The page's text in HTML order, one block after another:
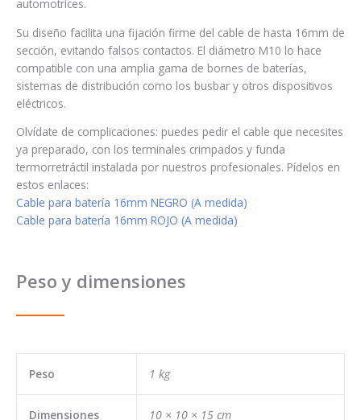
automotrices.
Su diseño facilita una fijación firme del cable de hasta 16mm de
sección, evitando falsos contactos. El diámetro M10 lo hace
compatible con una amplia gama de bornes de baterías,
sistemas de distribución como los busbar y otros dispositivos
eléctricos.
Olvídate de complicaciones: puedes pedir el cable que necesites
ya preparado, con los terminales crimpados y funda
termorretráctil instalada por nuestros profesionales. Pídelos en
estos enlaces:
Cable para batería 16mm NEGRO (A medida)
Cable para batería 16mm ROJO (A medida)
Peso y dimensiones
Peso 1 kg
Dimensiones 10 × 10 × 15 cm